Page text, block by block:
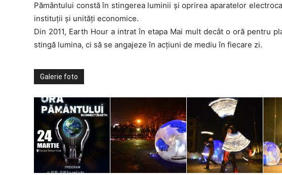
Pământului constă în stingerea luminii și oprirea aparatelor
instituții și unități economice.
Din 2011, Earth Hour a intrat în etapa Mai mult decât o oră pentru
stingă lumina, ci să se angajeze în acţiuni de mediu în fiecare zi.
Galerie foto